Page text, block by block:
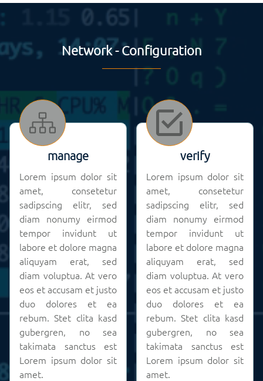
Network - Configuration
manage
Lorem ipsum dolor sit
amet, consetetur
sadipscing elitr, sed
diam nonumy eirmod
tempor invidunt ut
labore et dolore magna
aliquyam erat, sed
diam voluptua. At vero
eos et accusam et justo
duo dolores et ea
rebum. Stet clita kasd
gubergren, no sea
takimata sanctus est
Lorem ipsum dolor sit
amet.
verify
Lorem ipsum dolor sit
amet, consetetur
sadipscing elitr, sed
diam nonumy eirmod
tempor invidunt ut
labore et dolore magna
aliquyam erat, sed
diam voluptua. At vero
eos et accusam et justo
duo dolores et ea
rebum. Stet clita kasd
gubergren, no sea
takimata sanctus est
Lorem ipsum dolor sit
amet.